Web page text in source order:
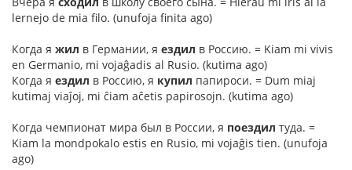
lernejo de mia filo. (unufoja finita ago)
Когда я жил в Германии, я ездил в Россию. = Kiam mi vivis
en Germanio, mi vojaĝadis al Rusio. (kutima ago)
Когда я ездил в Россию, я купил папироси. = Dum miaj
kutimaj viaĵoj, mi ĉiam aĉetis papirosojn. (kutima ago)
Когда чемпионат мира был в России, я поездил туда. =
Kiam la mondpokalo estis en Rusio, mi vojaĝis tien. (unufoja
ago)